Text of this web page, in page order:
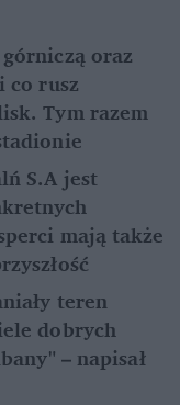
oraz
co rusz
Tym razem
S.A jest
mają także
teren
dobrych
– napisał